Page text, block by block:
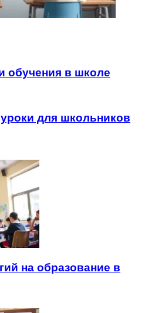
обучения в школе
для школьников
на образование в